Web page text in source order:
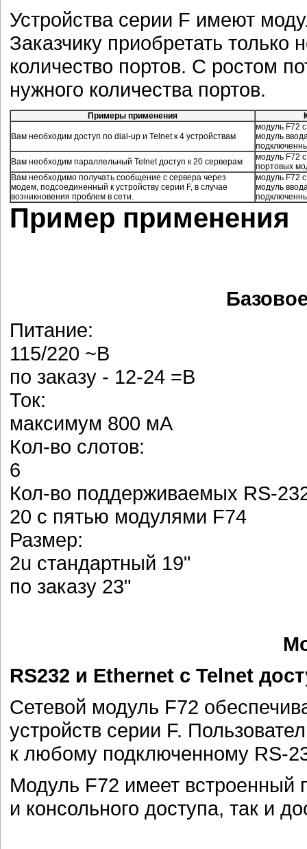
Устройства серии F имеют
Заказчику приобретать
количество портов. С ростом
нужного количества портов.
Примеры применения
Вам необходим доступ по dial-up и Telnet к 4 устройствам
модуль F72
модуль
Вам необходим параллельный Telnet доступ к 20 серверам
модуль F72
портовых
Вам необходимо получать сообщение с сервера через
модем, подсоединенный к устройству серии F, в случае
возникновения проблем в сети.
модуль F72
модуль
Пример применения
Питание:
115/220 ~В
по заказу - 12-24 =В
Ток:
максимум 800 мА
Кол-во слотов:
6
Кол-во поддерживаемых RS-
20 с пятью модулями F74
Размер:
2u стандартный 19"
по заказу 23"
RS232 и Ethernet с Telnet
Сетевой модуль F72
устройств серии F.
к любому подключенному RS-
Модуль F72 имеет встроенный
и консольного доступа, так и